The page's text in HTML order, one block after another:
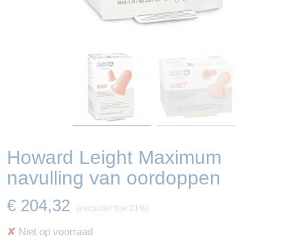
Howard Leight Maximum
navulling van oordoppen
€ 204,32 (exclusief btw 21%)
✘ Niet op voorraad